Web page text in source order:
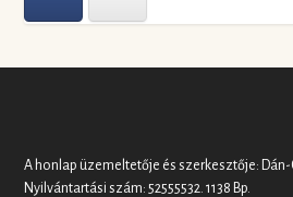
A honlap üzemeltetője és szerkesztője: Dán-
Nyilvántartási szám: 52555532. 1138 Bp.